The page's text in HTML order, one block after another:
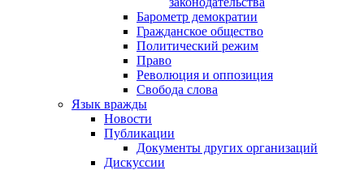
Барометр демократии
Гражданское общество
Политический режим
Право
Революция и оппозиция
Свобода слова
Язык вражды
Новости
Публикации
Документы других организаций
Дискуссии